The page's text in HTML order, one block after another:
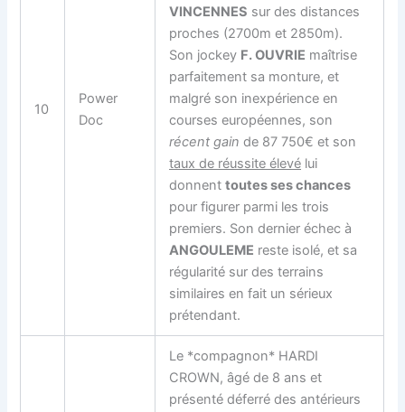
10
Power
Doc
VINCENNES sur des distances
proches (2700m et 2850m).
Son jockey F. OUVRIE maîtrise
parfaitement sa monture, et
malgré son inexpérience en
courses européennes, son
récent gain de 87 750€ et son
taux de réussite élevé lui
donnenttoutes ses chances
pour figurer parmi les trois
premiers. Son dernier échec à
ANGOULEME reste isolé, et sa
régularité sur des terrains
similaires en fait un sérieux
prétendant.
Le *compagnon* HARDI
CROWN, âgé de 8 ans et
présenté déferré des antérieurs